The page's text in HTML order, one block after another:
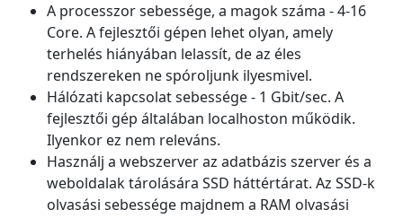
A processzor sebessége, a magok száma - 4-16
Core. A fejlesztői gépen lehet olyan, amely
terhelés hiányában lelassít, de az éles
rendszereken ne spóroljunk ilyesmivel.
Hálózati kapcsolat sebessége - 1 Gbit/sec. A
fejlesztői gép általában localhoston működik.
Ilyenkor ez nem releváns.
Használj a webszerver az adatbázis szerver és a
weboldalak tárolására SSD háttértárat. Az SSD-k
olvasási sebessége majdnem a RAM olvasási